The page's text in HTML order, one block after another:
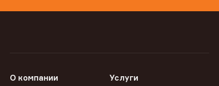
О компании Услуги